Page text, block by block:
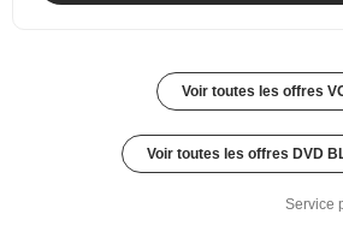
Voir toutes les offres
Voir toutes les offres DVD
Service